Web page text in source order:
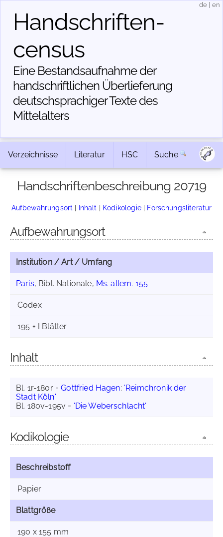
Handschriften­
census
Eine Bestandsaufnahme der
handschriftlichen Über­lieferung
deutschsprachiger Texte des
Mittelalters
de en
Verzeichnisse Literatur HSC Suche
Handschriftenbeschreibung 20719
Aufbewahrungsort | Inhalt | Kodikologie| Forschungsliteratur
Aufbewahrungsort
Institution / Art / Umfang
Paris, Bibl. Nationale, Ms. allem. 155
Codex
195 + I Blätter
Inhalt
Bl. 1r-180r =Gottfried Hagen: 'Reimchronik der
Stadt Köln'
Bl. 180v-195v = 'Die Weberschlacht'
Kodikologie
Beschreibstoff
Papier
Blattgröße
190 x 155 mm